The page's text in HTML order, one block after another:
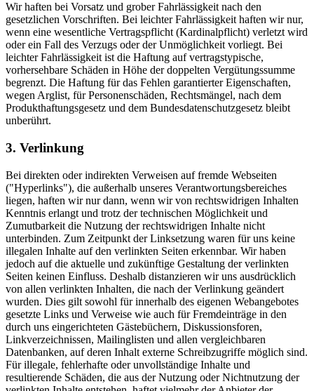
Wir haften bei Vorsatz und grober Fahrlässigkeit nach den
gesetzlichen Vorschriften. Bei leichter Fahrlässigkeit haften wir nur,
wenn eine wesentliche Vertragspflicht (Kardinalpflicht) verletzt wird
oder ein Fall des Verzugs oder der Unmöglichkeit vorliegt. Bei
leichter Fahrlässigkeit ist die Haftung auf vertragstypische,
vorhersehbare Schäden in Höhe der doppelten Vergütungssumme
begrenzt. Die Haftung für das Fehlen garantierter Eigenschaften,
wegen Arglist, für Personenschäden, Rechtsmängel, nach dem
Produkthaftungsgesetz und dem Bundesdatenschutzgesetz bleibt
unberührt.
3. Verlinkung
Bei direkten oder indirekten Verweisen auf fremde Webseiten
("Hyperlinks"), die außerhalb unseres Verantwortungsbereiches
liegen, haften wir nur dann, wenn wir von rechtswidrigen Inhalten
Kenntnis erlangt und trotz der technischen Möglichkeit und
Zumutbarkeit die Nutzung der rechtswidrigen Inhalte nicht
unterbinden. Zum Zeitpunkt der Linksetzung waren für uns keine
illegalen Inhalte auf den verlinkten Seiten erkennbar. Wir haben
jedoch auf die aktuelle und zukünftige Gestaltung der verlinkten
Seiten keinen Einfluss. Deshalb distanzieren wir uns ausdrücklich
von allen verlinkten Inhalten, die nach der Verlinkung geändert
wurden. Dies gilt sowohl für innerhalb des eigenen Webangebotes
gesetzte Links und Verweise wie auch für Fremdeinträge in den
durch uns eingerichteten Gästebüchern, Diskussionsforen,
Linkverzeichnissen, Mailinglisten und allen vergleichbaren
Datenbanken, auf deren Inhalt externe Schreibzugriffe möglich sind.
Für illegale, fehlerhafte oder unvollständige Inhalte und
resultierende Schäden, die aus der Nutzung oder Nichtnutzung der